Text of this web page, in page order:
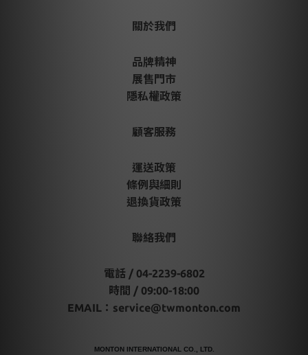
關於我們
品牌精神
展售門市
隱私權政策
顧客服務
運送政策
條例與細則
退換貨政策
聯絡我們
電話 / 04-2239-6802
時間 / 09:00-18:00
EMAIL： service@twmonton.com
MONTON INTERNATIONAL CO., LTD.